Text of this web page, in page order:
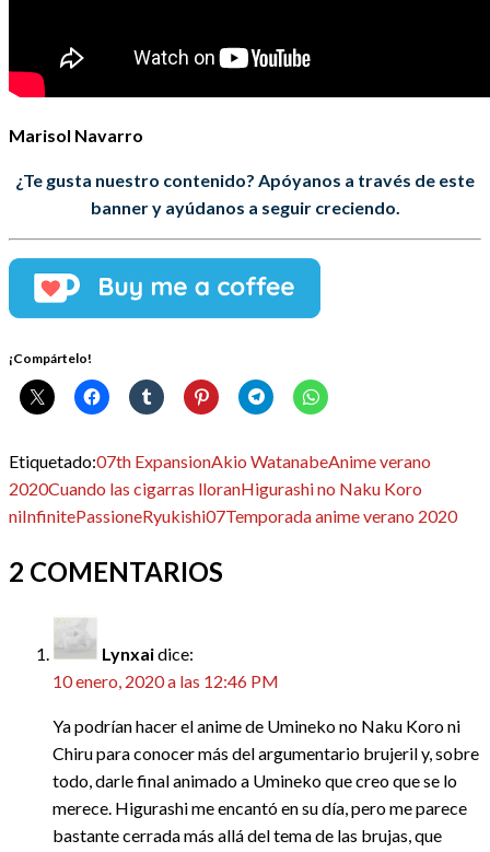
Marisol Navarro
¿Te gusta nuestro contenido? Apóyanos a través de este
banner y ayúdanos a seguir creciendo.
¡Compártelo!
Etiquetado:07th ExpansionAkio WatanabeAnime verano
2020Cuando las cigarras lloranHigurashi no Naku Koro
niInfinitePassioneRyukishi07Temporada anime verano 2020
2 COMENTARIOS
Lynxaidice:
10 enero, 2020 a las 12:46 PM
Ya podrían hacer el anime de Umineko no Naku Koro ni
Chiru para conocer más del argumentario brujeril y, sobre
todo, darle final animado a Umineko que creo que se lo
merece. Higurashi me encantó en su día, pero me parece
bastante cerrada más allá del tema de las brujas, que